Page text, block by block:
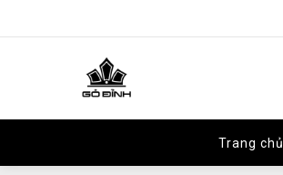
Trang chủ
Trang chủ